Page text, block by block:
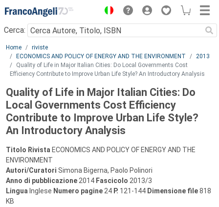
Menu
Cerca:
Main content
Home
riviste
ECONOMICS AND POLICY OF ENERGY AND THE ENVIRONMENT
2013
Quality of Life in Major Italian Cities: Do Local Governments Cost
Efficiency Contribute to Improve Urban Life Style? An Introductory Analysis
Quality of Life in Major Italian Cities: Do
Local Governments Cost Efficiency
Contribute to Improve Urban Life Style?
An Introductory Analysis
Titolo Rivista ECONOMICS AND POLICY OF ENERGY AND THE
ENVIRONMENT
Autori/Curatori Simona Bigerna, Paolo Polinori
Anno di pubblicazione 2014 Fascicolo 2013/3
Lingua Inglese Numero pagine 24 P. 121-144 Dimensione file818
KB